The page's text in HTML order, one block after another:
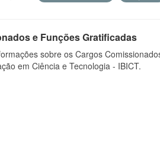
e Funções Gratificadas
sobre os Cargos
em Ciência e Tecnologia - IBICT.